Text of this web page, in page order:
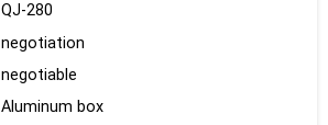
QJ-280
negotiation
negotiable
Aluminum box